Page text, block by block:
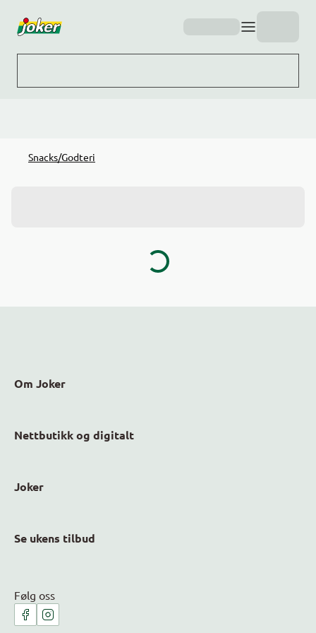
Snacks/Godteri
Om Joker
Nettbutikk og digitalt
Joker
Se ukens tilbud
Følg oss